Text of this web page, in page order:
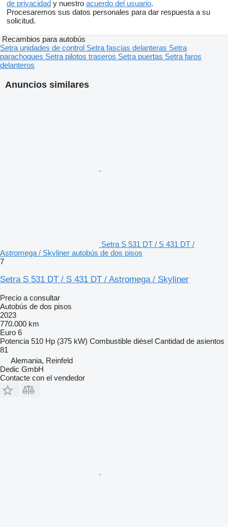
de privacidad y nuestro acuerdo del usuario.
Procesaremos sus datos personales para dar respuesta a su
solicitud.
Anuncios similares
Setra S 531 DT / S 431 DT /
Astromega / Skyliner autobús de dos pisos
7
Setra S 531 DT / S 431 DT / Astromega / Skyliner
Precio a consultar
Autobús de dos pisos
2023
770.000 km
Euro 6
Potencia 510 Hp (375 kW) Combustible diésel Cantidad de asientos
81
Alemania, Reinfeld
Dedic GmbH
Contacte con el vendedor
Recambios para autobús
Setra unidades de control Setra fascias delanteras Setra
parachoques Setra pilotos traseros Setra puertas Setra faros
delanteros